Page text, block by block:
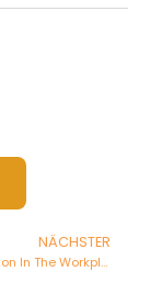
NÄCHSTER
Define Orientation In The Workplace - French